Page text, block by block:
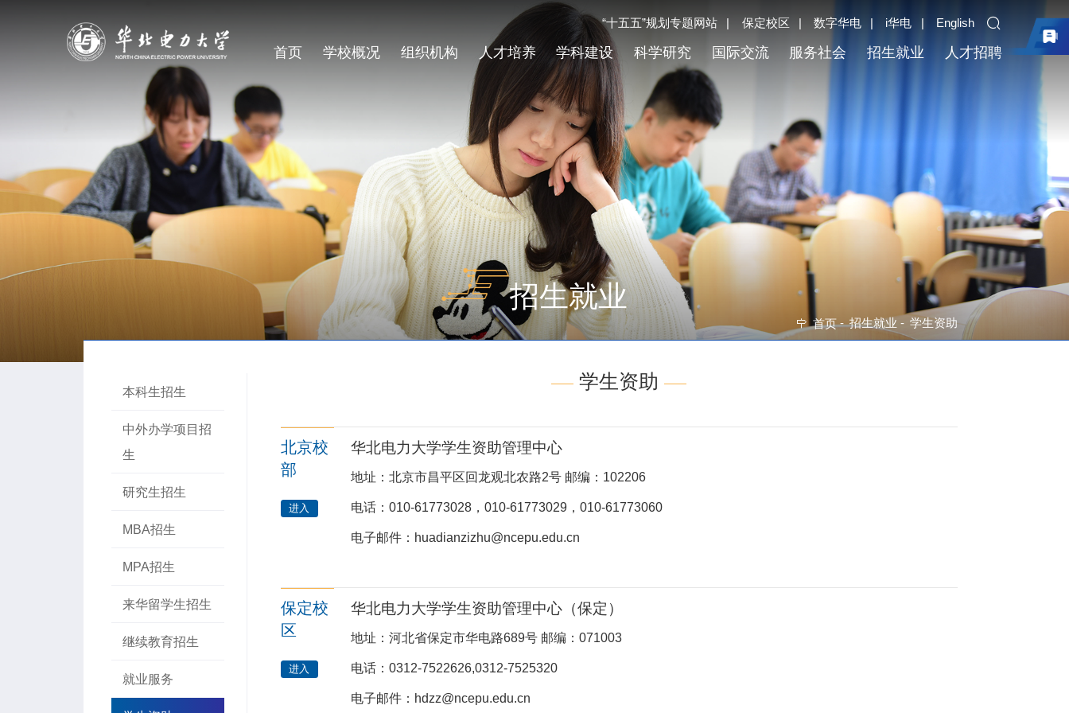
“十五五”规划专题网站 保定校区 数字华电 i华电 English
首页 学校概况 组织机构 人才培养 学科建设 科学研究 国际交流 服务社会 招生就业 人才招聘
招生就业
首页 - 招生就业 - 学生资助
本科生招生
中外办学项目招
生
研究生招生
MBA招生
MPA招生
来华留学生招生
继续教育招生
就业服务
学生资助
北京校
部
进入
华北电力大学学生资助管理中心
地址：北京市昌平区回龙观北农路2号 邮编：102206
电话：010-61773028，010-61773029，010-61773060
电子邮件： huadianzizhu@ncepu.edu.cn
保定校
区
进入
华北电力大学学生资助管理中心（保定）
地址：河北省保定市华电路689号 邮编：071003
电话：0312-7522626,0312-7525320
电子邮件：hdzz@ncepu.edu.cn